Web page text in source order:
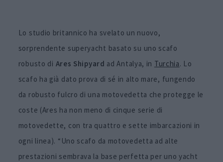
Lo studio britannico ha svelato un nuovo,
sorprendente superyacht basato su uno scafo
robusto di Ares Shipyard ad Antalya, in Turchia. Lo
scafo ha già dato prova di sé in alto mare, fungendo
da robusto fulcro di una motovedetta che protegge le
coste (Ares ha non meno di cinque serie di
motovedette, con tra quattro e sette imbarcazioni in
ogni linea). “Uno scafo da motovedetta ad alte
prestazioni sembrava la base perfetta per uno yacht